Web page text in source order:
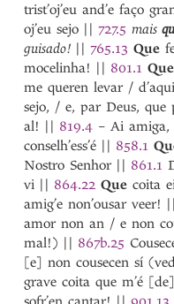
trist’oj’eu and’e faço
oj’eu sejo || 727.5 mais
guisado! || 765.13 Que
mocelinha! || 801.1 Que
me queren levar /
sejo, / e, par Deus,
al! || 819.4 – Ai
conselh’ess’é || 858.1
Nostro Senhor || 861.1
vi || 864.22 Que coita
amig’e non’ousar veer! ||
amor non an / e non
mal!) || 867b.25
[e] non cousecen sí
grave coita que m’é